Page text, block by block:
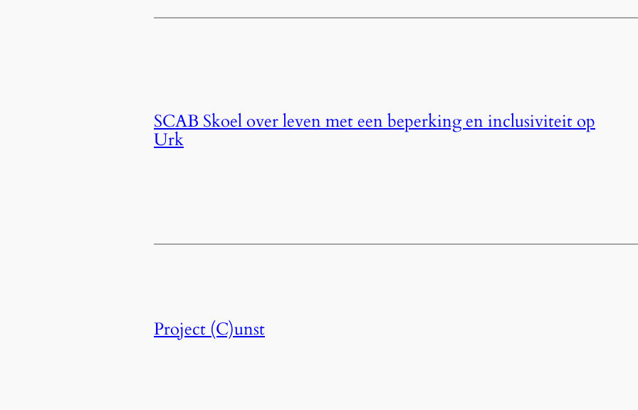
SCAB Skoel over leven met een beperking en inclusiviteit op
Urk
Project (C)unst